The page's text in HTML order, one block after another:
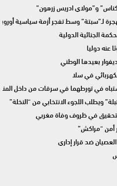
و”مولاي ادريس زرهون”
لـ”سبتة” وسط تفجر أزمة سياسية
الجنائية الدولية
عنه دوليا
بعيدها الوطني
في سلا
في تورطهما في سرقات من داخل
ويطلب اللجوء الانتخابي من “النخلة”
التحقيق في ظروف وفاة مغربي
أمن “مراكش”
ضد قرار إداري